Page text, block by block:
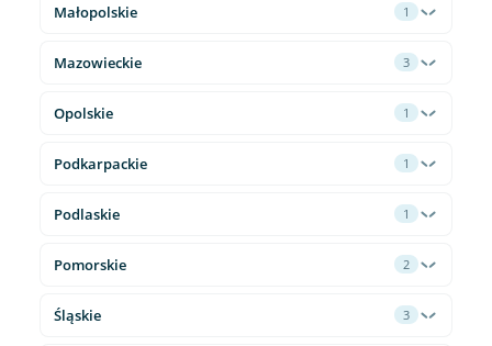
Małopolskie 1
Mazowieckie 3
Opolskie 1
Podkarpackie 1
Podlaskie 1
Pomorskie 2
Śląskie 3